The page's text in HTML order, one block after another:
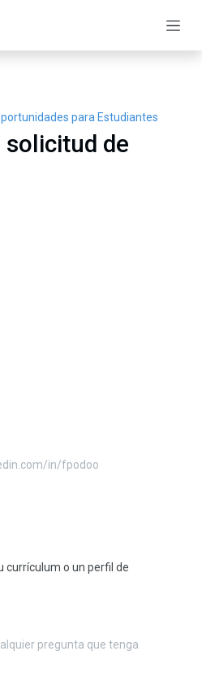
para Estudiantes
de
currículum o un perfil de